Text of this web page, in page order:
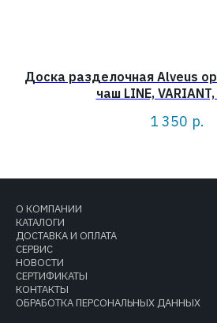
Доска разделочная Alveus
чаш LINE, VARIANT,
1 350 р.
О КОМПАНИИ
КАТАЛОГИ
ДОСТАВКА И ОПЛАТА
СЕРВИС
НОВОСТИ
СЕРТИФИКАТЫ
КОНТАКТЫ
ОБРАБОТКА ПЕРСОНАЛЬНЫХ ДАННЫХ